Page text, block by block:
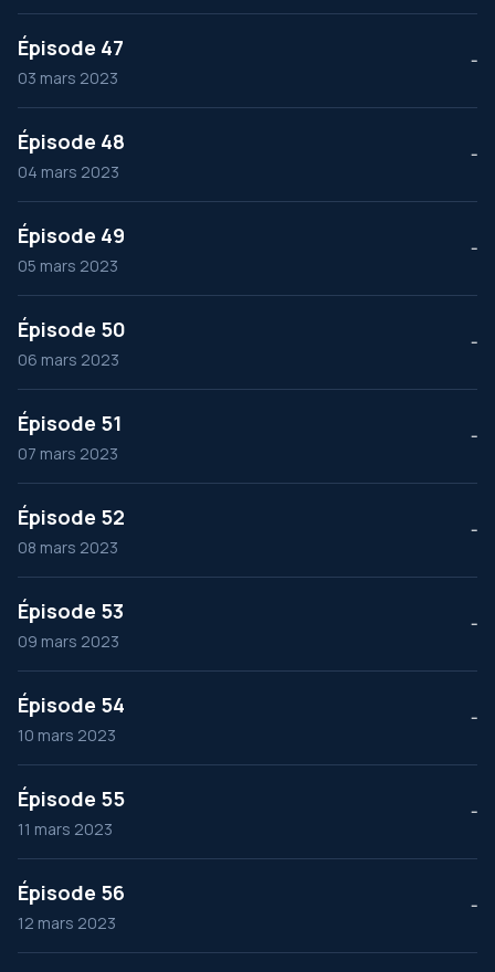
Épisode 47
03 mars 2023
--
Épisode 48
04 mars 2023
--
Épisode 49
05 mars 2023
--
Épisode 50
06 mars 2023
--
Épisode 51
07 mars 2023
--
Épisode 52
08 mars 2023
--
Épisode 53
09 mars 2023
--
Épisode 54
10 mars 2023
--
Épisode 55
11 mars 2023
--
Épisode 56
12 mars 2023
--